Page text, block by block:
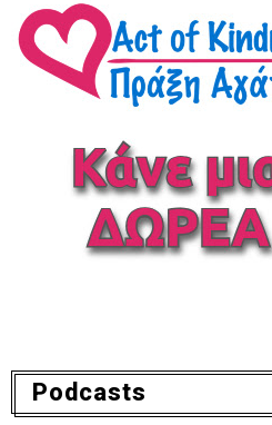
Podcasts